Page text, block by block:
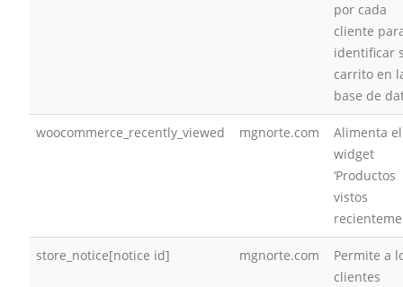
por cada
cliente
identificar
carrito en
base de
woocommerce_recently_viewed mgnorte.com
Alimenta el
widget
‘Productos
vistos
store_notice[notice id] mgnorte.com
Permite a
clientes